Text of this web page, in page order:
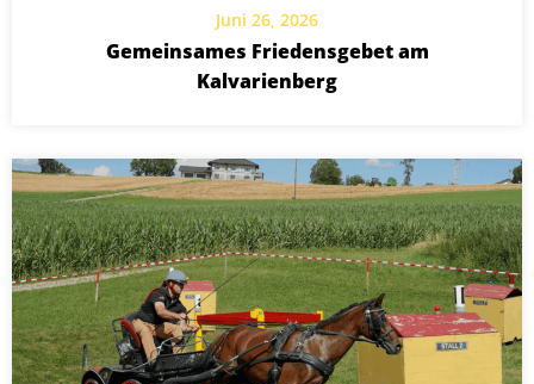
Juni 26, 2026
Gemeinsames Friedensgebet am
Kalvarienberg